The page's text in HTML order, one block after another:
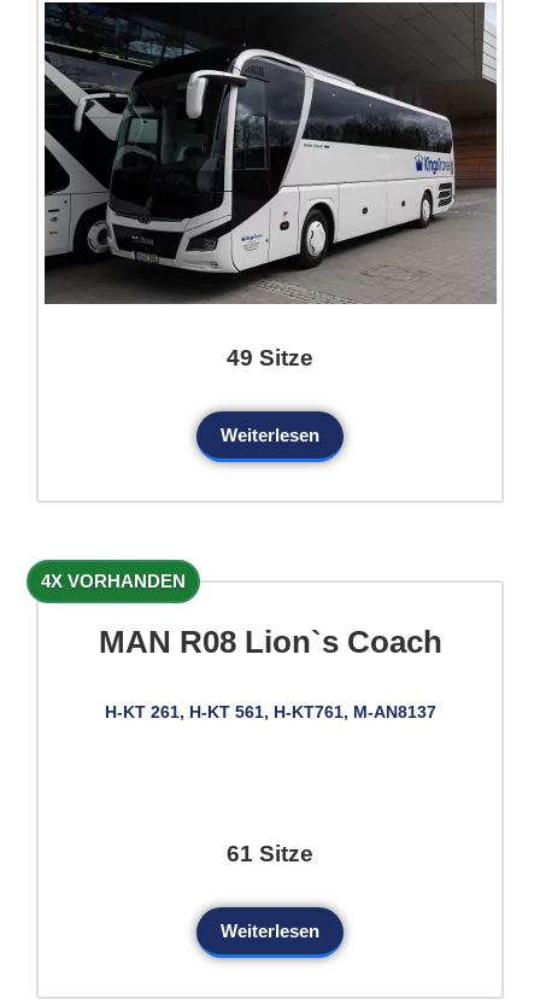
49 Sitze
Weiterlesen
4X VORHANDEN
MAN R08 Lion`s Coach
H-KT 261, H-KT 561, H-KT761, M-AN8137
61 Sitze
Weiterlesen